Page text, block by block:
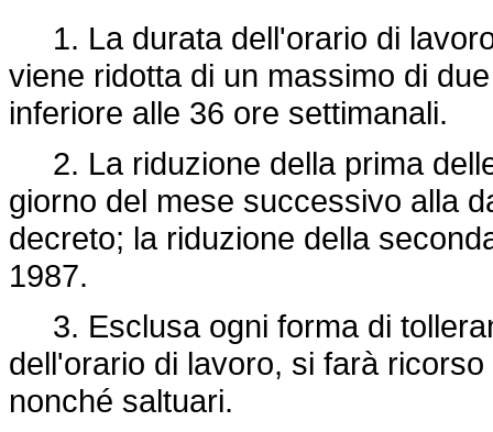
1. La durata dell'orario di
viene ridotta di un massimo di
inferiore alle 36 ore settimanali.
2. La riduzione della prima
giorno del mese successivo alla
decreto; la riduzione della
1987.
3. Esclusa ogni forma di
dell'orario di lavoro, si farà
nonché saltuari.